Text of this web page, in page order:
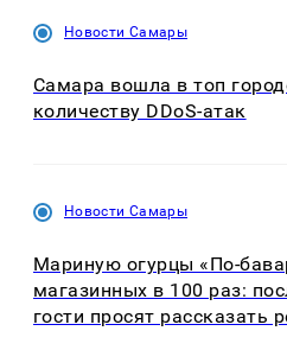
Новости Самары
Самара вошла в топ
количеству DDoS-атак
Новости Самары
Мариную огурцы «По-
магазинных в 100 раз:
гости просят рассказать